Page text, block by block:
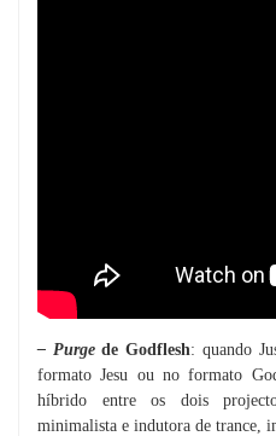
– Purgede Godflesh: quando
formato Jesu ou no formato
híbrido entre os dois
minimalista e indutora de trance,